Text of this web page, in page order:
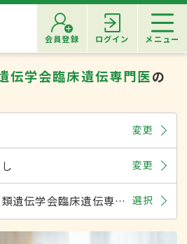
会員登録 ログイン メニュー
伝学会臨床遺伝専門医の
変更
変更
日本人類遺伝学会臨床遺伝専門医 選択